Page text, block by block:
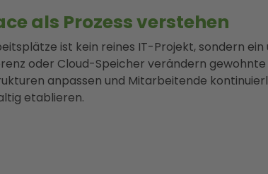
als Prozess verstehen
ist kein reines IT-Projekt, sondern
oder Cloud-Speicher verändern
anpassen und Mitarbeitende
etablieren.